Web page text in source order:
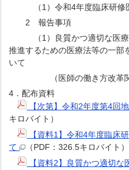
（1）令和4年度臨床研修医
2 報告事項
（1）良質かつ適切な医療
推進するための医療法等の一部
いて
（医師の働き方改革関
4．配布資料
【次第】令和2年度第4回
キロバイト）
【資料1】令和4年度臨床
て
（PDF：326.5キロバイト）
【資料2】良質かつ適切